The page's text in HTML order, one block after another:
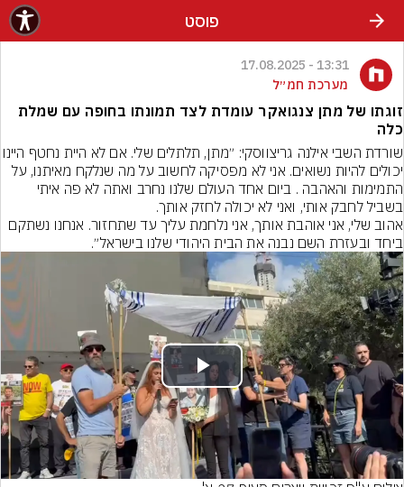
פוסט
13:31 - 17.08.2025
מערכת חמ״ל
זוגתו של מתן צנגואקר עומדת לצד תמונתו בחופה עם שמלת
כלה
יכולים להיות נשואים. אני לא מפסיקה לחשוב על מה שנלקח מאיתנו, על
ביחד ובעזרת השם נבנה את הבית היהודי שלנו בישראל״.
Play
Video